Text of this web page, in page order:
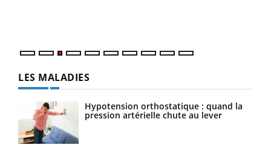
LES MALADIES
Hypotension orthostatique : quand la
pression artérielle chute au lever